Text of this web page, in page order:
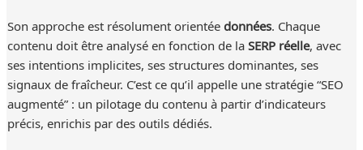
Son approche est résolument orientéedonnées. Chaque
contenu doit être analysé en fonction de laSERP réelle, avec
ses intentions implicites, ses structures dominantes, ses
signaux de fraîcheur. C’est ce qu’il appelle une stratégie “SEO
augmenté” : un pilotage du contenu à partir d’indicateurs
précis, enrichis par des outils dédiés.